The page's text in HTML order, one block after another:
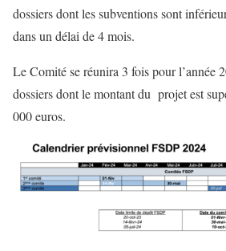
dossiers dont les subventions sont
dans un délai de 4 mois.
Le Comité se réunira 3 fois pour l’année
dossiers dont le montant du projet est
000 euros.